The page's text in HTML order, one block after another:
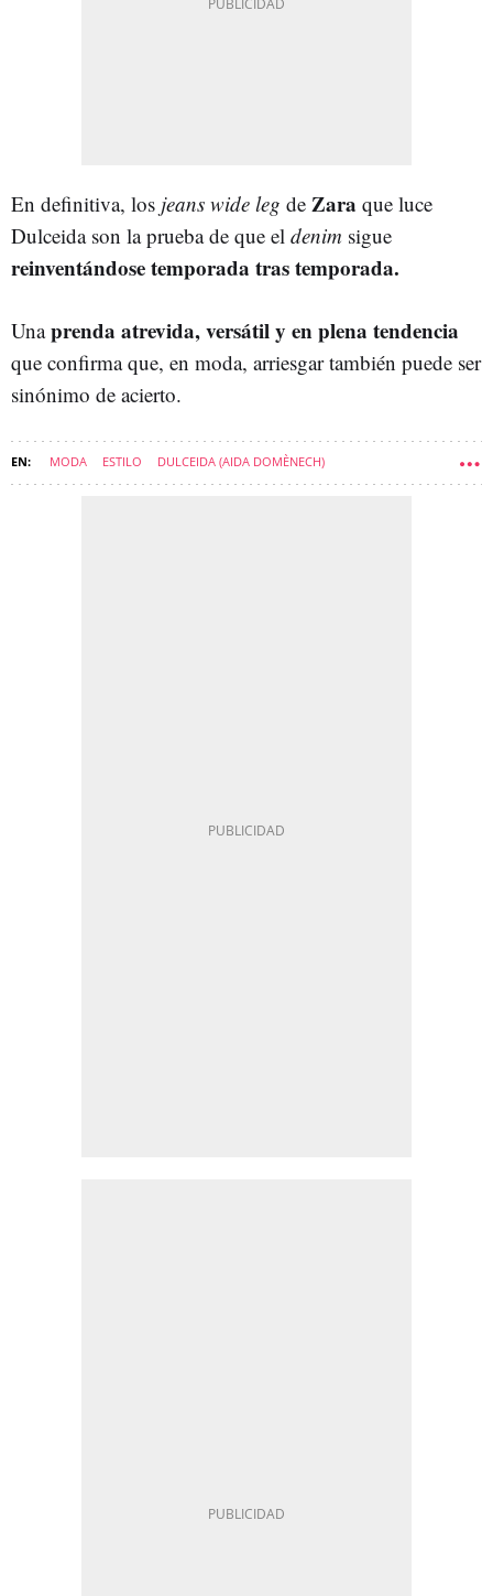
En definitiva, los jeans wide leg de Zara que luce
Dulceida son la prueba de que el denim sigue
reinventándose temporada tras temporada.
Unaprenda atrevida, versátil y en plena tendencia
que confirma que, en moda, arriesgar también puede ser
sinónimo de acierto.
MODA ESTILO DULCEIDA (AIDA DOMÈNECH)